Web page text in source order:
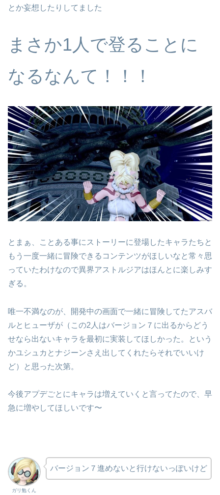
とか妄想したりしてました
まさか1人で登ることに
なるなんて！！！
とまぁ、ことある事にストーリーに登場したキャラたちと
もう一度一緒に冒険できるコンテンツがほしいなと常々思
っていたわけなので異界アストルジアはほんとに楽しみす
ぎる。
唯一不満なのが、開発中の画面で一緒に冒険してたアスバ
ルとヒューザが（この2人はバージョン７に出るからどう
せなら出ないキャラを最初に実装してほしかった。という
かユシュカとナジーンさえ出してくれたらそれでいいけ
ど）と思った次第。
今後アプデごとにキャラは増えていくと言ってたので、早
急に増やしてほしいです〜
ガリ勉くん
バージョン７進めないと行けないっぽいけど